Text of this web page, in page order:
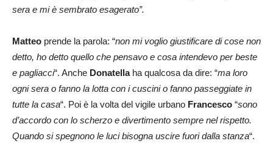
sera e mi è sembrato esagerato”.
Matteo prende la parola: “non mi voglio giustificare di cose non
detto, ho detto quello che pensavo e cosa intendevo per beste
e pagliacci“. Anche Donatellaha qualcosa da dire: “ma loro
ogni sera o fanno la lotta con i cuscini o fanno passeggiate in
tutte la casa“. Poi è la volta del vigile urbano Francesco “sono
d’accordo con lo scherzo e divertimento sempre nel rispetto.
Quando si spegnono le luci bisogna uscire fuori dalla stanza“.